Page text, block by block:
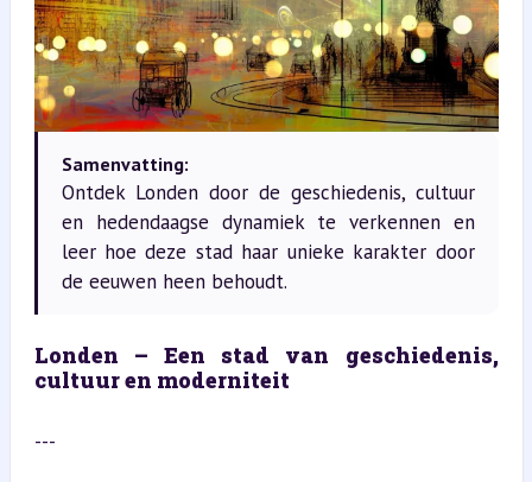
Samenvatting:
Ontdek Londen door de geschiedenis, cultuur
en hedendaagse dynamiek te verkennen en
leer hoe deze stad haar unieke karakter door
de eeuwen heen behoudt.
Londen – Een stad van geschiedenis,
cultuur en moderniteit
---